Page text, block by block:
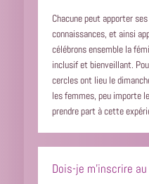
Chacune peut apporter
connaissances, et ainsi
célébrons ensemble la
inclusif et bienveillant.
cercles ont lieu le
les femmes, peu importe
prendre part à cette
Dois-je m'inscrire